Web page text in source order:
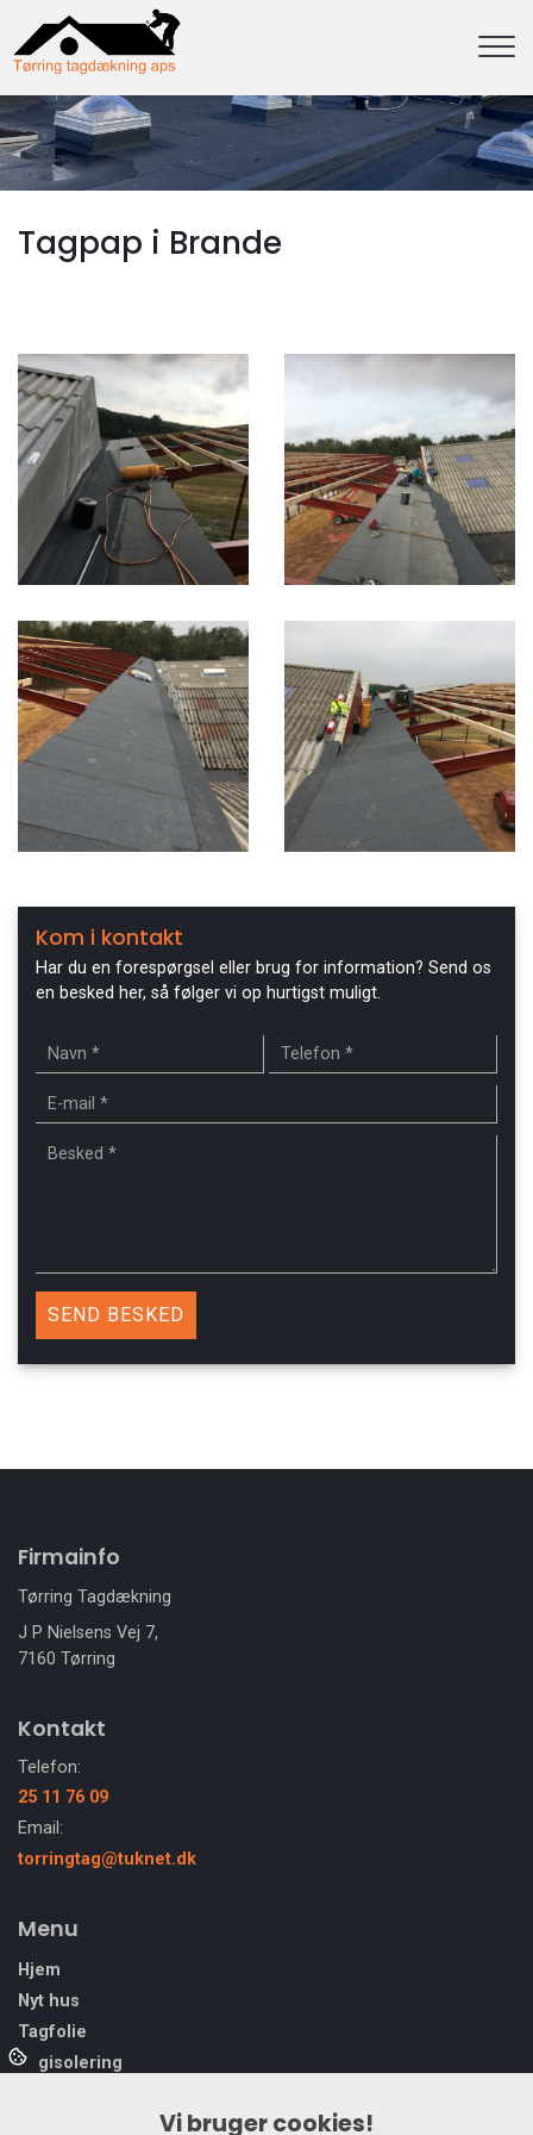
hovedindhold
Tagpap i Brande
Kom i kontakt
Har du en forespørgsel eller brug for information? Send os
en besked her, så følger vi op hurtigst muligt.
Firmainfo
Tørring Tagdækning
J P Nielsens Vej 7,
7160 Tørring
Kontakt
Telefon:
25 11 76 09
Email:
torringtag@tuknet.dk
Menu
Hjem
Nyt hus
Tagfolie
Tagisolering
Vi bruger cookies!